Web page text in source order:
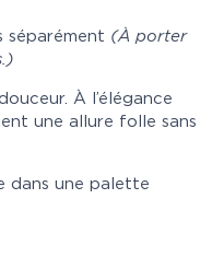
séparément (À porter
À l’élégance
une allure folle sans
dans une palette